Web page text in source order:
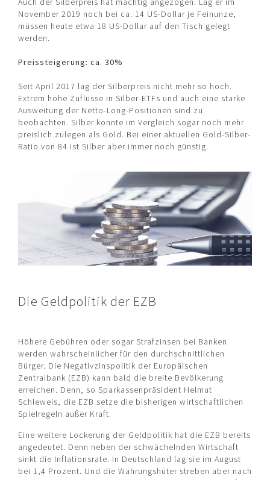
November 2019 noch bei ca. 14 US-Dollar je Feinunze,
müssen heute etwa 18 US-Dollar auf den Tisch gelegt
werden.
Preissteigerung: ca. 30%
Seit April 2017 lag der Silberpreis nicht mehr so hoch.
Extrem hohe Zuflüsse in Silber-ETFs und auch eine starke
Ausweitung der Netto-Long-Positionen sind zu
beobachten. Silber konnte im Vergleich sogar noch mehr
preislich zulegen als Gold. Bei einer aktuellen Gold-Silber-
Ratio von 84 ist Silber aber immer noch günstig.
Die Geldpolitik der EZB
Höhere Gebühren oder sogar Strafzinsen bei Banken
werden wahrscheinlicher für den durchschnittlichen
Bürger. Die Negativzinspolitik der Europäischen
Zentralbank (EZB) kann bald die breite Bevölkerung
erreichen. Denn, so Sparkassenpräsident Helmut
Schleweis, die EZB setze die bisherigen wirtschaftlichen
Spielregeln außer Kraft.
Eine weitere Lockerung der Geldpolitik hat die EZB bereits
angedeutet. Denn neben der schwächelnden Wirtschaft
sinkt die Inflationsrate. In Deutschland lag sie im August
bei 1,4 Prozent. Und die Währungshüter streben aber nach